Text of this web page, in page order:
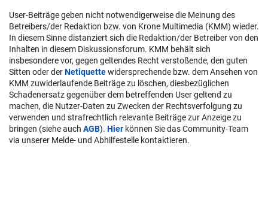
User-Beiträge geben nicht notwendigerweise die Meinung des
Betreibers/der Redaktion bzw. von Krone Multimedia (KMM) wieder.
In diesem Sinne distanziert sich die Redaktion/der Betreiber von den
Inhalten in diesem Diskussionsforum. KMM behält sich
insbesondere vor, gegen geltendes Recht verstoßende, den guten
Sitten oder derNetiquettewidersprechende bzw. dem Ansehen von
KMM zuwiderlaufende Beiträge zu löschen, diesbezüglichen
Schadenersatz gegenüber dem betreffenden User geltend zu
machen, die Nutzer-Daten zu Zwecken der Rechtsverfolgung zu
verwenden und strafrechtlich relevante Beiträge zur Anzeige zu
bringen (siehe auch AGB). Hier können Sie das Community-Team
via unserer Melde- und Abhilfestelle kontaktieren.